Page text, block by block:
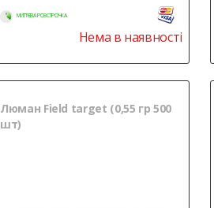
МИТТЄВА РОЗСТРОЧКА
Нема в наявності
Люман Field target (0,55 гр 500
шт)